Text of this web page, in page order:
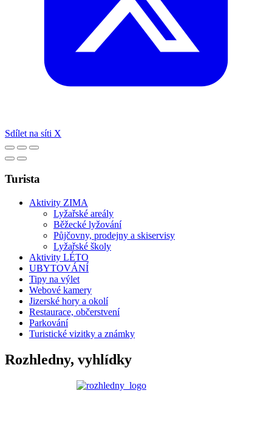
Sdílet na síti X
Turista
Aktivity ZIMA
Lyžařské areály
Běžecké lyžování
Půjčovny, prodejny a skiservisy
Lyžařské školy
Aktivity LÉTO
UBYTOVÁNÍ
Tipy na výlet
Webové kamery
Jizerské hory a okolí
Restaurace, občerstvení
Parkování
Turistické vizitky a známky
Rozhledny, vyhlídky